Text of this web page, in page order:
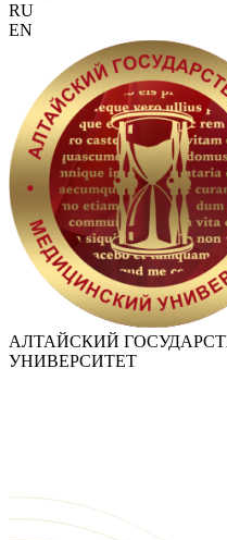
RU
EN
АЛТАЙСКИЙ
УНИВЕРСИТЕТ